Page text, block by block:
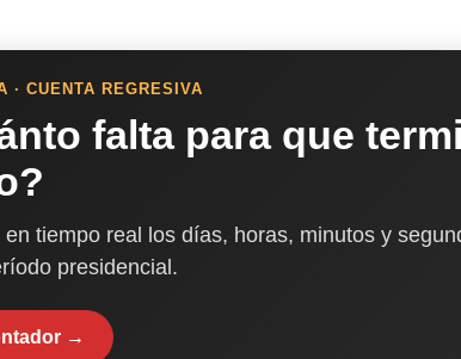
· CUENTA REGRESIVA
falta para que
en tiempo real los días, horas, minutos y
presidencial.
→